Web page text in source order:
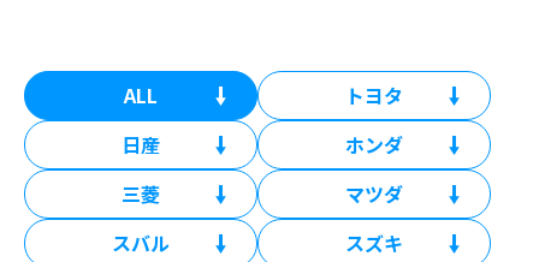
ALL
トヨタ
日産
ホンダ
三菱
マツダ
スバル
スズキ